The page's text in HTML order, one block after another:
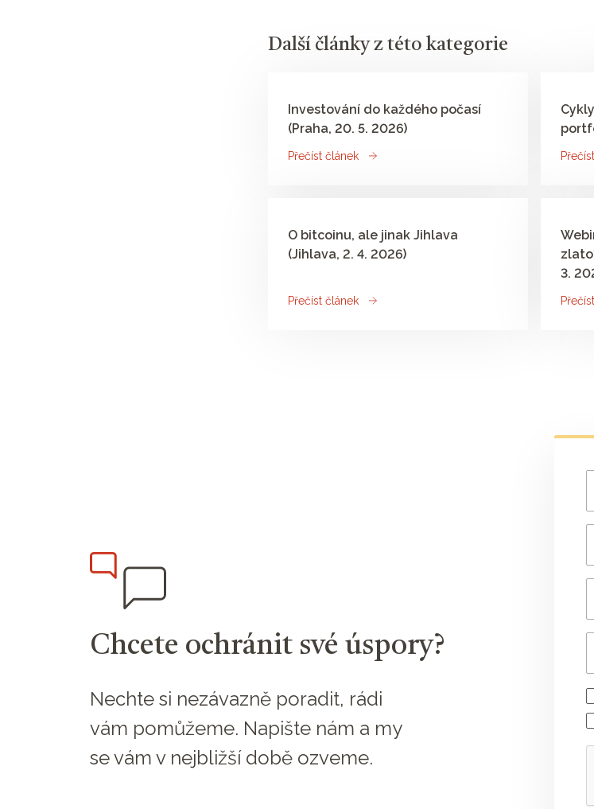
Další články z této kategorie
Investování do každého počasí​
(Praha, 20. 5. 2026)
Přečíst článek
O bitcoinu, ale jinak Jihlava
(Jihlava, 2. 4. 2026)
Přečíst článek
3.
Chcete ochránit své úspory?
Nechte si nezávazně poradit, rádi
vám pomůžeme. Napište nám a my
se vám v nejbližší době ozveme.